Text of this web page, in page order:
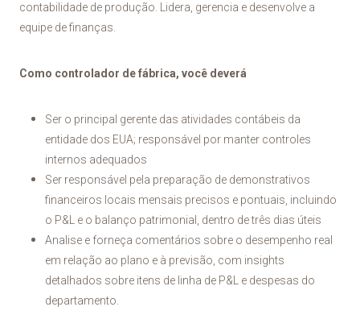
contabilidade de produção. Lidera, gerencia e desenvolve a
equipe de finanças.
Como controlador de fábrica, você deverá
Ser o principal gerente das atividades contábeis da
entidade dos EUA; responsável por manter controles
internos adequados
Ser responsável pela preparação de demonstrativos
financeiros locais mensais precisos e pontuais, incluindo
o P&L e o balanço patrimonial, dentro de três dias úteis
Analise e forneça comentários sobre o desempenho real
em relação ao plano e à previsão, com insights
detalhados sobre itens de linha de P&L e despesas do
departamento.